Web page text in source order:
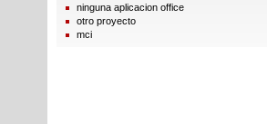
ninguna aplicacion office
otro proyecto
mci